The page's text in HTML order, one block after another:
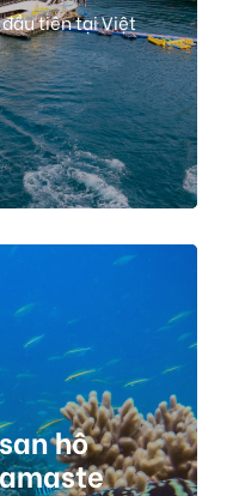
tiên tại Việt
hô